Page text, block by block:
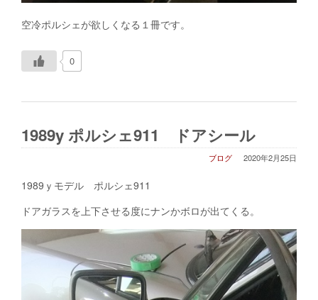
空冷ポルシェが欲しくなる１冊です。
0
1989y ポルシェ911 ドアシール
2020年2月25日
ブログ
1989ｙモデル ポルシェ911
ドアガラスを上下させる度にナンかボロが出てくる。